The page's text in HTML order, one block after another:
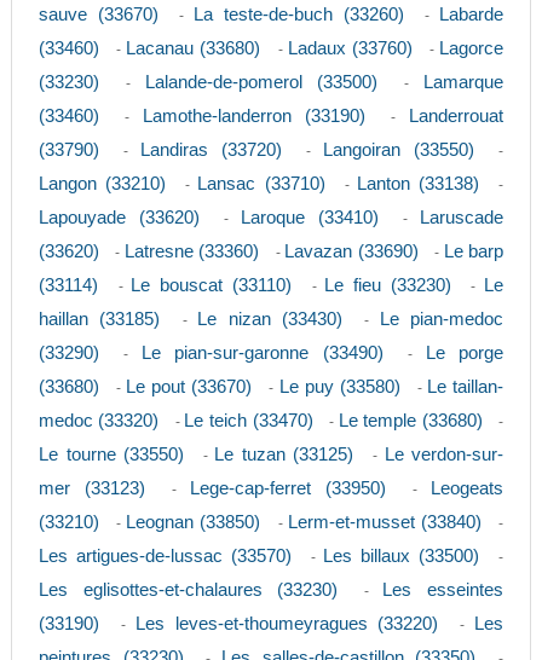
sauve (33670)
- La teste-de-buch (33260) -
Labarde
(33460)
- Lacanau (33680) - Ladaux (33760) - Lagorce
(33230)
- Lalande-de-pomerol (33500) -
Lamarque
(33460)
- Lamothe-landerron (33190) -
Landerrouat
(33790)
- Landiras (33720) - Langoiran (33550) -
Langon (33210) - Lansac (33710) - Lanton (33138) -
Lapouyade (33620) - Laroque (33410) -
Laruscade
(33620)
- Latresne (33360) - Lavazan (33690) - Le barp
(33114)
- Le bouscat (33110) - Le fieu (33230) -
Le
haillan (33185)
- Le nizan (33430) -
Le pian-medoc
(33290)
- Le pian-sur-garonne (33490) -
Le porge
(33680)
- Le pout (33670) - Le puy (33580) - Le taillan-
medoc (33320)
- Le teich (33470) - Le temple (33680) -
Le tourne (33550) - Le tuzan (33125) - Le verdon-sur-
mer (33123)
- Lege-cap-ferret (33950) -
Leogeats
(33210)
- Leognan (33850) - Lerm-et-musset (33840) -
Les artigues-de-lussac (33570) - Les billaux (33500) -
Les eglisottes-et-chalaures (33230) -
Les esseintes
(33190)
- Les leves-et-thoumeyragues (33220) -
Les